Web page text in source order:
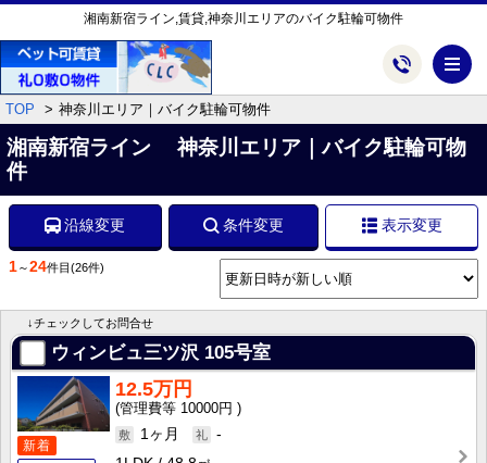
湘南新宿ライン,賃貸,神奈川エリアのバイク駐輪可物件
TOP 神奈川エリア｜バイク駐輪可物件
湘南新宿ライン 神奈川エリア｜バイク駐輪可物
件
沿線変更 条件変更 表示変更
1～24件目 (26件)
↓チェックしてお問合せ
ウィンビュ三ツ沢 105号室
新着
12.5万円
10000円
1ヶ月
-